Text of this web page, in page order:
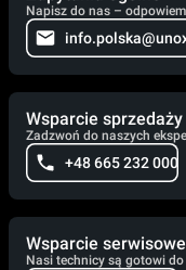
Napisz do nas –
Wsparcie sprzedaży
Zadzwoń do naszych
+48 665 232 000
Wsparcie serwisowe
Nasi technicy są gotowi